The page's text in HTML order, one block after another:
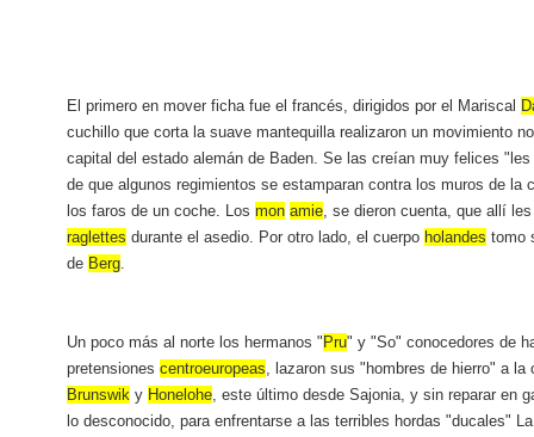
El primero en mover ficha fue el francés, dirigidos por el Mariscal
cuchillo que corta la suave mantequilla realizaron un movimiento
capital del estado alemán de Baden. Se las creían muy felices
de que algunos regimientos se estamparan contra los muros de la
los faros de un coche. Losmon amie, se dieron cuenta, que allí
raglettes durante el asedio. Por otro lado, el cuerpo holandes tomo
de Berg.
Un poco más al norte los hermanos " Pru" y "So" conocedores de
pretensionescentroeuropeas, lazaron sus "hombres de hierro" a
Brunswik y Honelohe, este último desde Sajonia, y sin reparar en
lo desconocido, para enfrentarse a las terribles hordas "ducales"